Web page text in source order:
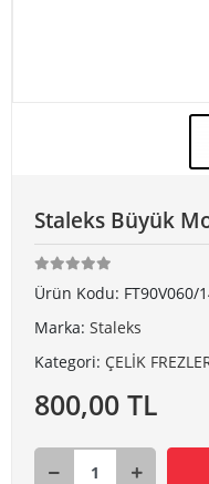
Staleks Büyük
Ürün Kodu: FT90V060/
Marka: Staleks
Kategori: ÇELİK
800,00 TL